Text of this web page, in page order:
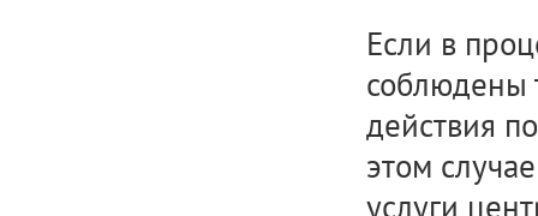
Если в
соблюдены
действия
этом
услуги